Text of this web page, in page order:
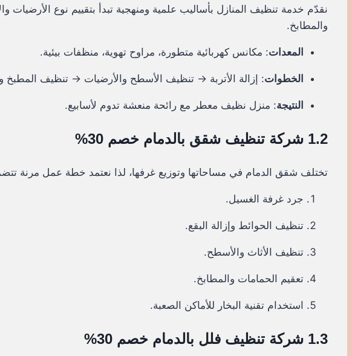
نقدّم خدمة تنظيف المنازل بأساليب علمية ومنهجية تبدأ بتقييم نوع
والمطابخ.
المعدات: مكانس كهربائية متطورة، مراوح تهوية، منظفات بيئية.
الخطوات: إزالة الأتربة → تنظيف الأسطح والأرضيات → تنظيف المطبخ
النتيجة: منزل نظيف معطر مع رائحة منعشة تدوم لأسابيع.
1.2 شركة تنظيف شقق بالدمام خصم 30%
تختلف شقق الدمام في مساحاتها وتوزيع غرفها، لذا نعتمد خطة عمل مرنة
جرد غرفة الغسيل.
تنظيف الحوائط وإزالة البقع.
تنظيف الأثاث والأسطح.
تعقيم الحمامات والمطابخ.
استخدام تقنية البخار للأماكن الصعبة.
1.3 شركة تنظيف فلل بالدمام خصم 30%